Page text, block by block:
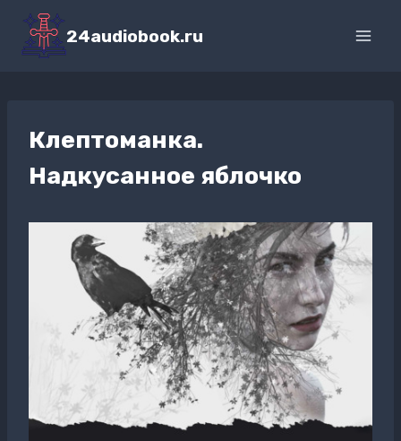
Перейти
содержимому
24audiobook.ru
Клептоманка.
Надкусанное яблочко